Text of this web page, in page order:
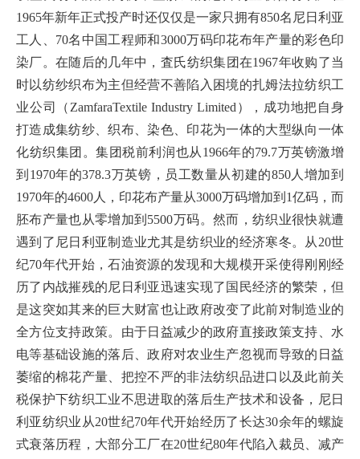
1965年新年正式投产时还仅仅是一家只拥有850名尼日利亚
工人、70名中国工程师和3000万码印花布年产量的彩色印
染厂。在随后的几年中，査氏纺织集团在1967年收购了当
时以纺纱织布为主但经营不善陷入困境的扎姆法拉纺织工
业公司（ZamfaraTextile Industry Limited），成功地把自身
打造成集纺纱、织布、染色、印花为一体的大型纵向一体
化纺织集团。集团税前利润也从1966年的79.7万英镑激增
到1970年的378.3万英镑，员工数量从初建的850人增加到
1970年的4600人，印花布产量从3000万码增加到1亿码，而
胚布产量也从零增加到5500万码。然而，纺织业很快就遭
遇到了尼日利亚制造业尤其是纺织业的经济寒冬。从20世
纪70年代开始，石油资源的发现和大规模开采使得刚刚经
历了内战摧残的尼日利亚迅速实现了国民经济的繁荣，但
是这突如其来的巨大财富也让政府改变了此前对制造业的
全方位支持政策。由于日益减少的政府直接政策支持、水
电等基础设施的落后、政府对农业生产忽视而导致的日益
萎缩的棉花产量、把控不严的非法纺织品进口以及此前关
税保护下纺织工业不思进取的落后生产技术和设备，尼日
利亚纺织业从20世纪70年代开始经历了长达30余年的螺旋
式衰落历程，大部分工厂在20世纪80年代陷入裁员、减产